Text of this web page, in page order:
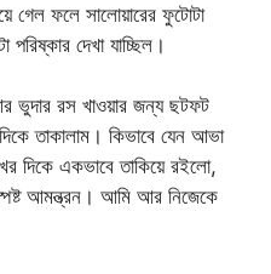
গেল ফলে সালোয়ারের ফুটোটা
দেখা যাচ্ছিল।
ভুদার রস খাওয়ার জন্য ছটফট
তাকালাম। কিভাবে যেন আভা
দিকে একভাবে তাকিয়ে রইলো,
আমন্ত্রন। আমি আর নিজেকে